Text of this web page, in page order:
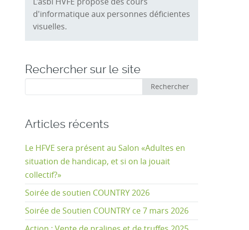
d'informatique aux personnes déficientes
visuelles.
Rechercher sur le site
:
Rechercher
Articles récents
Le HFVE sera présent au Salon «Adultes en
situation de handicap, et si on la jouait
collectif?»
Soirée de soutien COUNTRY 2026
Soirée de Soutien COUNTRY ce 7 mars 2026